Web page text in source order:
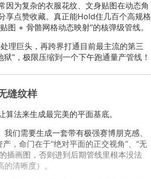
因为复杂的衣服花纹、文身贴图在动态角
享点赞收藏。真正能Hold住几百个高规格
图 + 骨骼网格动态映射”的核弹级管线。
理巨头，再跨界打通目前最主流的第三
”，极限压缩到一个下午跑通量产管线！
缝纹样
法来生成最完美的平面基底。
们需要生成一套带有极强赛博朋克感、
，命门在于“绝对平面的正交视角”、“无
插画图，否则进到后期管线里根本没法
清晰度）。